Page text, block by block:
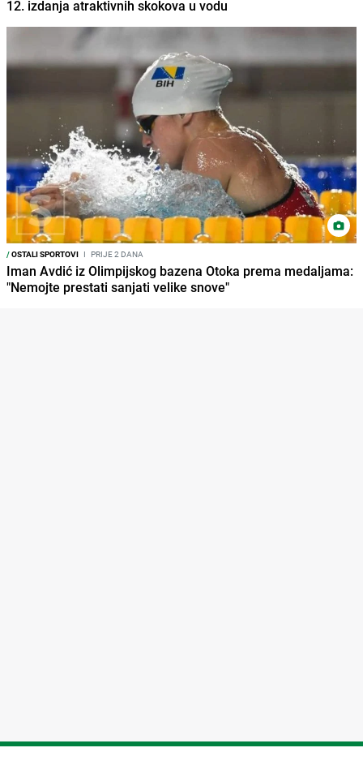
12. izdanja atraktivnih skokova u vodu
/OSTALI SPORTOVI I PRIJE 2 DANA
Iman Avdić iz Olimpijskog bazena Otoka prema medaljama:
"Nemojte prestati sanjati velike snove"